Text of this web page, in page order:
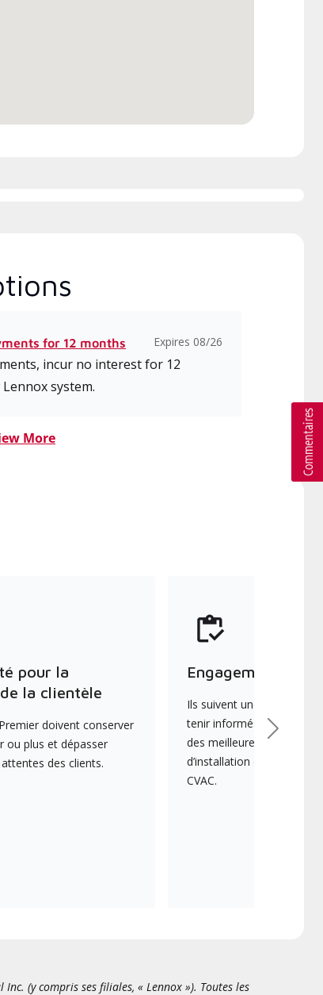
for 12 months Expires 08/26
incur no interest for 12
system.
More
pour la
la clientèle
doivent conserver
ou plus et dépasser
des clients.
Engagement
Ils suivent une formation
tenir informés des
des meilleures pratiques
d’installation et
CVAC.
Suivant
(y compris ses filiales, « Lennox »). Toutes les